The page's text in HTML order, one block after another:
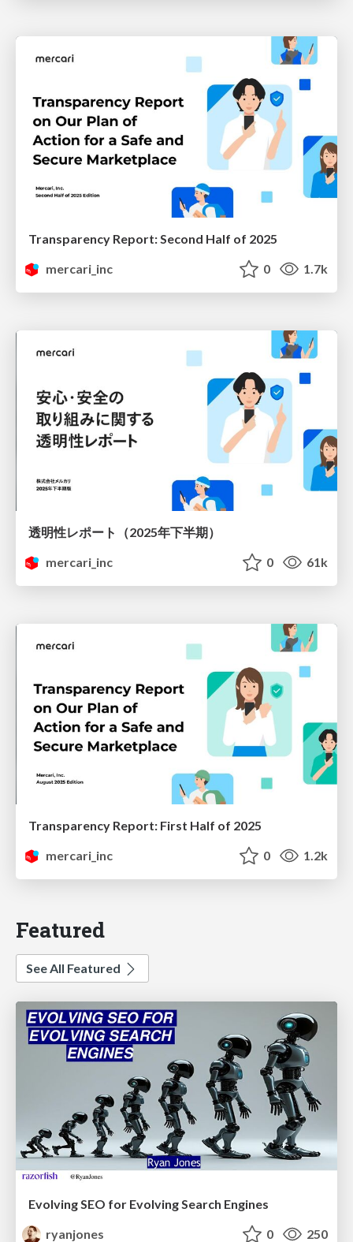
Transparency Report: Second Half of 2025
mercari_inc
0 1.7k
透明性レポート（2025年下半期）
mercari_inc
0 61k
Transparency Report: First Half of 2025
mercari_inc
0 1.2k
Featured
See All Featured
Evolving SEO for Evolving Search Engines
ryanjones
0 250